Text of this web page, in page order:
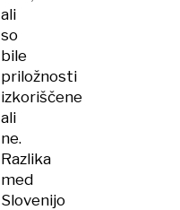
ali
so
bile
priložnosti
izkoriščene
ali
ne.
Razlika
med
Slovenijo